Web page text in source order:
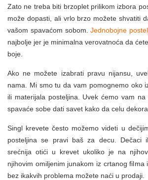
Zato ne treba biti brzoplet prilikom izbora
može dopasti, ali vrlo brzo možete shvatiti
vašom spavaćom sobom.Jednobojne
najbolje jer je minimalna verovatnoća da
boje.
Ako ne možete izabrati pravu nijansu,
nama. Mi smo tu da vam pomognemo oko
ili materijala posteljina. Uvek ćemo vam
spavaće sobe dati savet kako da celu
Singl krevete često možemo videti u
posteljina se pravi baš za decu. Dečaci
srećnija otići u krevet ukoliko je na
njihovim omiljenim junakom iz crtanog filma
bez ikakvih problema možete naći u prodaji.